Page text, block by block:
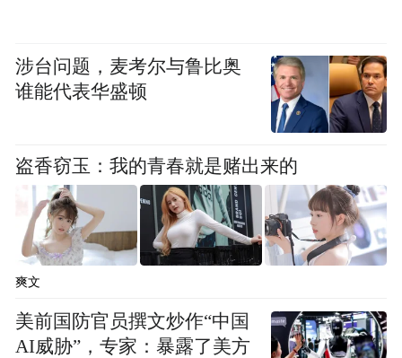
涉台问题，麦考尔与鲁比奥
谁能代表华盛顿
盗香窃玉：我的青春就是赌出来的
爽文
美前国防官员撰文炒作“中国
AI威胁”，专家：暴露了美方